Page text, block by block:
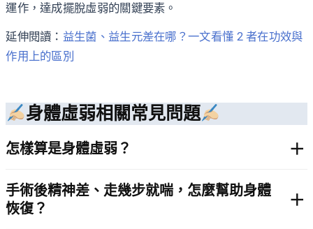
運作，達成擺脫虛弱的關鍵要素。
延伸閱讀： 益生菌、益生元差在哪？一文看懂 2 者在功效與
作用上的區別
身體虛弱相關常見問題
怎樣算是身體虛弱？
手術後精神差、走幾步就喘，怎麼幫助身體
恢復？